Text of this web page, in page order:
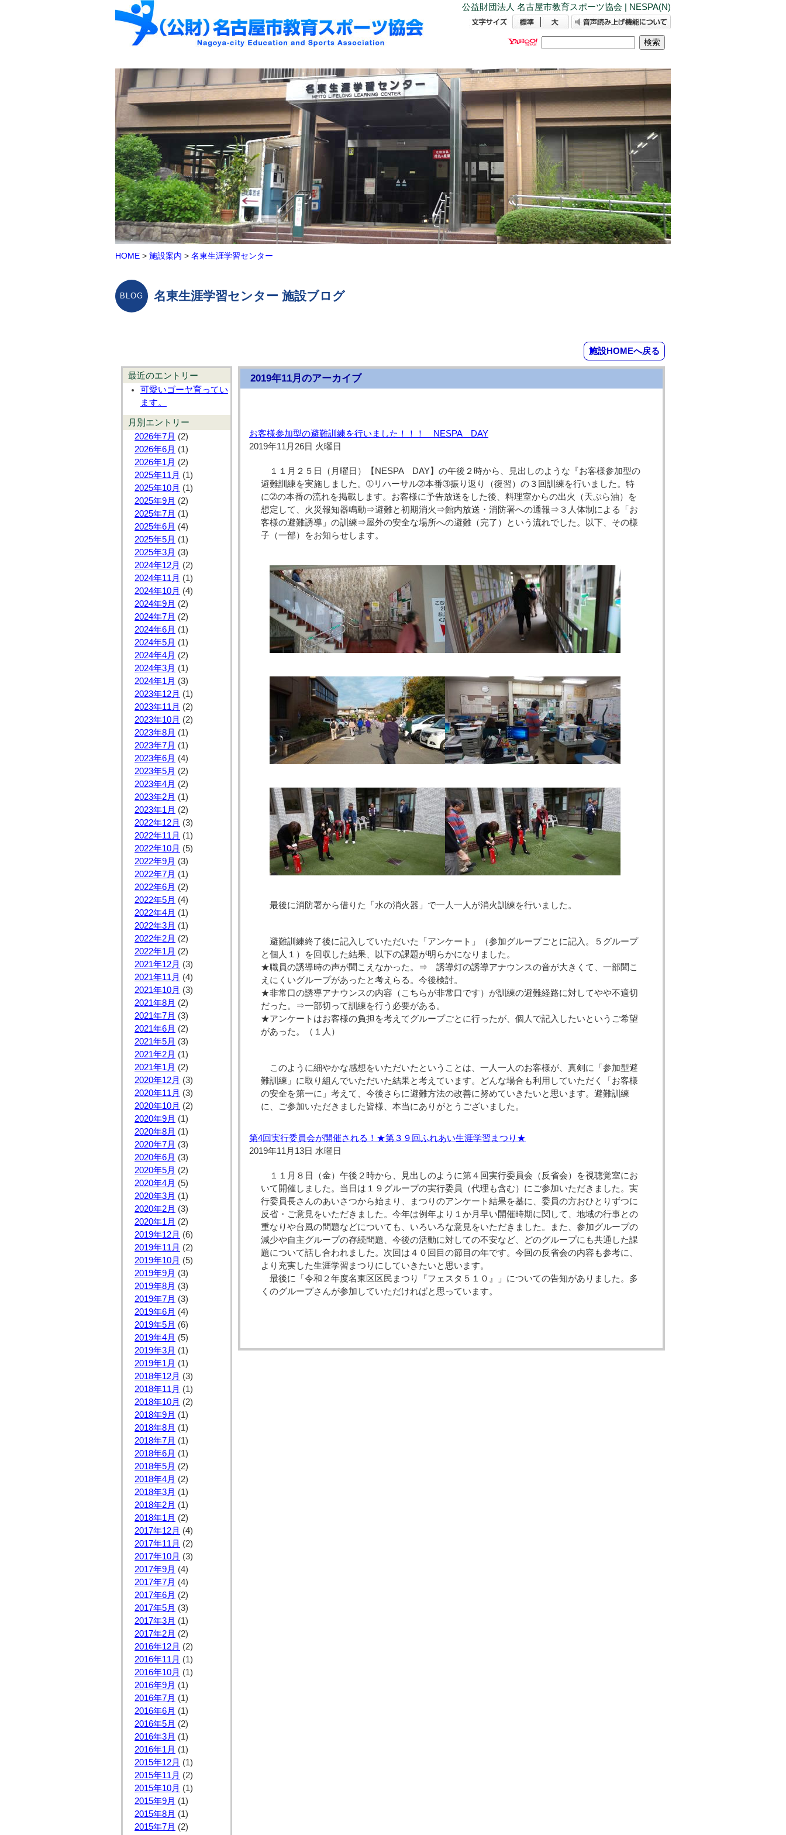
公益財団法人 名古屋市教育スポーツ協会 | NESPA(N)
HOME > 施設案内 > 名東生涯学習センター
名東生涯学習センター 施設ブログ
施設HOMEへ戻る
最近のエントリー
可愛いゴーヤ育ってい
ます。
月別エントリー
2026年7月 (2)
2026年6月 (1)
2026年1月 (2)
2025年11月 (1)
2025年10月 (1)
2025年9月 (2)
2025年7月 (1)
2025年6月 (4)
2025年5月 (1)
2025年3月 (3)
2024年12月 (2)
2024年11月 (1)
2024年10月 (4)
2024年9月 (2)
2024年7月 (2)
2024年6月 (1)
2024年5月 (1)
2024年4月 (2)
2024年3月 (1)
2024年1月 (3)
2023年12月 (1)
2023年11月 (2)
2023年10月 (2)
2023年8月 (1)
2023年7月 (1)
2023年6月 (4)
2023年5月 (2)
2023年4月 (2)
2023年2月 (1)
2023年1月 (2)
2022年12月 (3)
2022年11月 (1)
2022年10月 (5)
2022年9月 (3)
2022年7月 (1)
2022年6月 (2)
2022年5月 (4)
2022年4月 (1)
2022年3月 (1)
2022年2月 (2)
2022年1月 (2)
2021年12月 (3)
2021年11月 (4)
2021年10月 (3)
2021年8月 (2)
2021年7月 (3)
2021年6月 (2)
2021年5月 (3)
2021年2月 (1)
2021年1月 (2)
2020年12月 (3)
2020年11月 (3)
2020年10月 (2)
2020年9月 (1)
2020年8月 (1)
2020年7月 (3)
2020年6月 (3)
2020年5月 (2)
2020年4月 (5)
2020年3月 (1)
2020年2月 (3)
2020年1月 (2)
2019年12月 (6)
2019年11月 (2)
2019年10月 (5)
2019年9月 (3)
2019年8月 (3)
2019年7月 (3)
2019年6月 (4)
2019年5月 (6)
2019年4月 (5)
2019年3月 (1)
2019年1月 (1)
2018年12月 (3)
2018年11月 (1)
2018年10月 (2)
2018年9月 (1)
2018年8月 (1)
2018年7月 (1)
2018年6月 (1)
2018年5月 (2)
2018年4月 (2)
2018年3月 (1)
2018年2月 (1)
2018年1月 (2)
2017年12月 (4)
2017年11月 (2)
2017年10月 (3)
2017年9月 (4)
2017年7月 (4)
2017年6月 (2)
2017年5月 (3)
2017年3月 (1)
2017年2月 (2)
2016年12月 (2)
2016年11月 (1)
2016年10月 (1)
2016年9月 (1)
2016年7月 (1)
2016年6月 (1)
2016年5月 (2)
2016年3月 (1)
2016年1月 (1)
2015年12月 (1)
2015年11月 (2)
2015年10月 (1)
2015年9月 (1)
2015年8月 (1)
2015年7月 (2)
2019年11月のアーカイブ
お客様参加型の避難訓練を行いました！！！ NESPA DAY
2019年11月26日 火曜日
１１月２５日（月曜日）【NESPA DAY】の午後２時から、見出しのような『お客様参加型の
避難訓練を実施しました。➀リハーサル➁本番➂振り返り（復習）の３回訓練を行いました。特
に➁の本番の流れを掲載します。お客様に予告放送をした後、料理室からの出火（天ぷら油）を
想定して、火災報知器鳴動⇒避難と初期消火⇒館内放送・消防署への通報⇒３人体制による「お
客様の避難誘導」の訓練⇒屋外の安全な場所への避難（完了）という流れでした。以下、その様
子（一部）をお知らせします。
最後に消防署から借りた「水の消火器」で一人一人が消火訓練を行いました。
避難訓練終了後に記入していただいた「アンケート」（参加グループごとに記入。５グループ
と個人１）を回収した結果、以下の課題が明らかになりました。
★職員の誘導時の声が聞こえなかった。⇒ 誘導灯の誘導アナウンスの音が大きくて、一部聞こ
えにくいグループがあったと考えらる。今後検討。
★非常口の誘導アナウンスの内容（こちらが非常口です）が訓練の避難経路に対してやや不適切
だった。⇒一部切って訓練を行う必要がある。
★アンケートはお客様の負担を考えてグループごとに行ったが、個人で記入したいというご希望
があった。（１人）
このように細やかな感想をいただいたということは、一人一人のお客様が、真剣に「参加型避
難訓練」に取り組んでいただいた結果と考えています。どんな場合も利用していただく「お客様
の安全を第一に」考えて、今後さらに避難方法の改善に努めていきたいと思います。避難訓練
に、ご参加いただきました皆様、本当にありがとうございました。
第4回実行委員会が開催される！★第３９回ふれあい生涯学習まつり★
2019年11月13日 水曜日
１１月８日（金）午後２時から、見出しのように第４回実行委員会（反省会）を視聴覚室にお
いて開催しました。当日は１９グループの実行委員（代理も含む）にご参加いただきました。実
行委員長さんのあいさつから始まり、まつりのアンケート結果を基に、委員の方おひとりずつに
反省・ご意見をいただきました。今年は例年より１か月早い開催時期に関して、地域の行事との
重なりや台風の問題などについても、いろいろな意見をいただきました。また、参加グループの
減少や自主グループの存続問題、今後の活動に対しての不安など、どのグループにも共通した課
題について話し合われました。次回は４０回目の節目の年です。今回の反省会の内容も参考に、
より充実した生涯学習まつりにしていきたいと思います。
最後に「令和２年度名東区区民まつり『フェスタ５１０』」についての告知がありました。多
くのグループさんが参加していただければと思っています。